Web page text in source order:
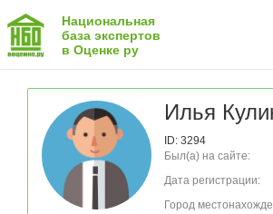
Национальная
база экспертов
в Оценке ру
Илья
ID: 3294
Был(а) на сайте:
Дата регистрации:
Город